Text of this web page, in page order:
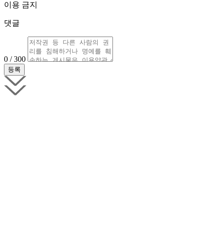
이용 금지
댓글
0 / 300